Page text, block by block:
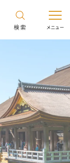
検索